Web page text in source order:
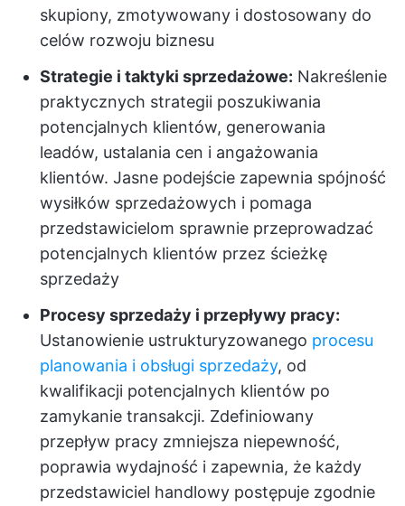
skupiony, zmotywowany i dostosowany do
celów rozwoju biznesu
Strategie i taktyki sprzedażowe: Nakreślenie
praktycznych strategii poszukiwania
potencjalnych klientów, generowania
leadów, ustalania cen i angażowania
klientów. Jasne podejście zapewnia spójność
wysiłków sprzedażowych i pomaga
przedstawicielom sprawnie przeprowadzać
potencjalnych klientów przez ścieżkę
sprzedaży
Procesy sprzedaży i przepływy pracy:
Ustanowienie ustrukturyzowanego procesu
planowania i obsługi sprzedaży, od
kwalifikacji potencjalnych klientów po
zamykanie transakcji. Zdefiniowany
przepływ pracy zmniejsza niepewność,
poprawia wydajność i zapewnia, że każdy
przedstawiciel handlowy postępuje zgodnie